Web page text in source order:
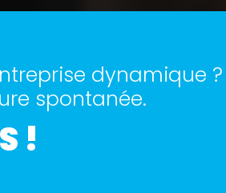
dynamique ?
spontanée.
!